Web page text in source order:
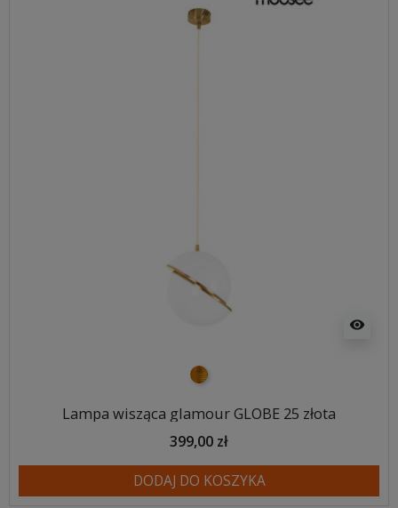
visibility
złoty
Lampa wisząca glamour GLOBE 25 złota
399,00 zł
DODAJ DO KOSZYKA